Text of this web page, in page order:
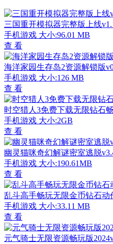
三国重开模拟器完整版上线
手机游戏 大小:96.01 MB
查 看
海洋家园生存岛2资源解锁版
手机游戏 大小:126 MB
查 看
时空猎人3免费下载无限钻石
手机游戏 大小:2GB
查 看
幽灵猫咪奇幻解谜密室逃脱
手机游戏 大小:190.61MB
查 看
乱斗高手畅玩无限金币钻石动
手机游戏 大小:33.11 MB
查 看
元气骑士无限资源畅玩版